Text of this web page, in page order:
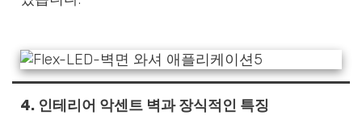
4. 인테리어 악센트 벽과 장식적인 특징